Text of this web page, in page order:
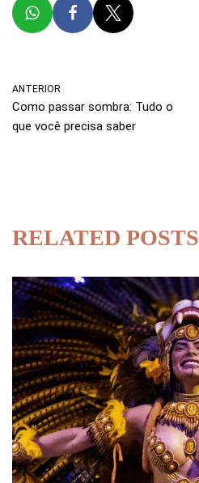
ANTERIOR
Como passar sombra: Tudo o
que você precisa saber
RELATED POSTS